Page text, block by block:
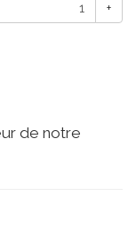
+
de notre